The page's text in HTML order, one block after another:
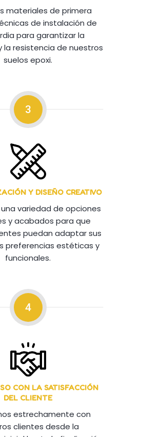
materiales de primera
de instalación de
para garantizar la
la resistencia de nuestros
suelos epoxi.
3
Y DISEÑO CREATIVO
variedad de opciones
y acabados para que
puedan adaptar sus
preferencias estéticas y
funcionales.
4
CON LA SATISFACCIÓN
DEL CLIENTE
estrechamente con
clientes desde la